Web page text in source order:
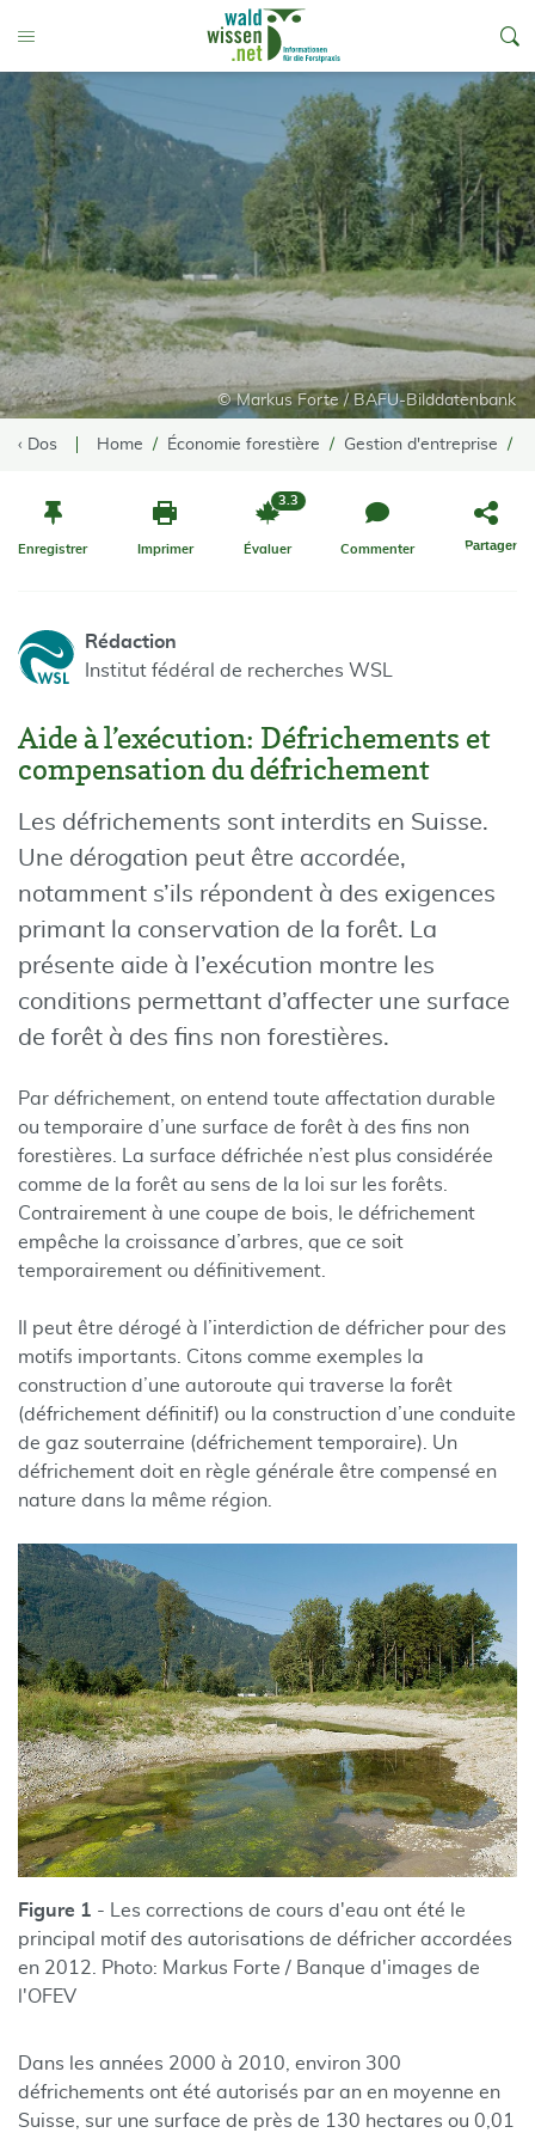
Toggle Menu
© Markus Forte / BAFU-Bilddatenbank
‹ Dos Home Économie forestière Gestion d'entreprise
Enregistrer Imprimer Évaluer
3.3
Commenter Partager
Rédaction
Institut fédéral de recherches WSL
Aide à l’exécution: Défrichements et
compensation du défrichement
Les défrichements sont interdits en Suisse.
Une dérogation peut être accordée,
notamment s’ils répondent à des exigences
primant la conservation de la forêt. La
présente aide à l’exécution montre les
conditions permettant d’affecter une surface
de forêt à des fins non forestières.
Par défrichement, on entend toute affectation durable
ou temporaire d’une surface de forêt à des fins non
forestières. La surface défrichée n’est plus considérée
comme de la forêt au sens de la loi sur les forêts.
Contrairement à une coupe de bois, le défrichement
empêche la croissance d’arbres, que ce soit
temporairement ou définitivement.
Il peut être dérogé à l’interdiction de défricher pour des
motifs importants. Citons comme exemples la
construction d’une autoroute qui traverse la forêt
(défrichement définitif) ou la construction d’une conduite
de gaz souterraine (défrichement temporaire). Un
défrichement doit en règle générale être compensé en
nature dans la même région.
Figure 1 - Les corrections de cours d'eau ont été le
principal motif des autorisations de défricher accordées
en 2012. Photo: Markus Forte / Banque d'images de
l'OFEV
Dans les années 2000 à 2010, environ 300
défrichements ont été autorisés par an en moyenne en
Suisse, sur une surface de près de 130 hectares ou 0,01